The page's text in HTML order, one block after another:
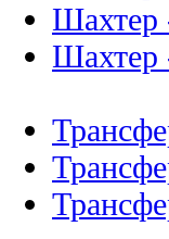
Шахтер
Шахтер